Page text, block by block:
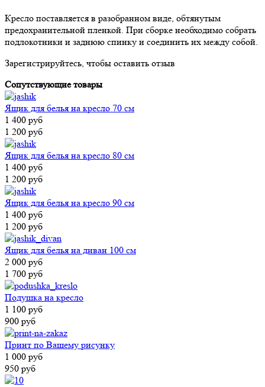
Кресло поставляется в разобранном виде, обтянутым
предохранительной пленкой. При сборке необходимо собрать
подлокотники и заднюю спинку и соединить их между собой.
Зарегистрируйтесь, чтобы оставить отзыв
Сопутствующие товары
Ящик для белья на кресло 70 см
1 400 руб
1 200 руб
Ящик для белья на кресло 80 см
1 400 руб
1 200 руб
Ящик для белья на кресло 90 см
1 400 руб
1 200 руб
Ящик для белья на диван 100 см
2 000 руб
1 700 руб
Подушка на кресло
1 100 руб
900 руб
Принт по Вашему рисунку
1 000 руб
950 руб